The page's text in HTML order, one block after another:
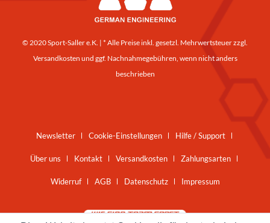
© 2020 Sport-Saller e.K. | * Alle Preise inkl. gesetzl. Mehrwertsteuer zzgl.
Versandkosten und ggf. Nachnahmegebühren, wenn nicht anders
beschrieben
Newsletter Cookie-Einstellungen Hilfe / Support
Über uns Kontakt Versandkosten Zahlungsarten
Widerruf AGB Datenschutz Impressum